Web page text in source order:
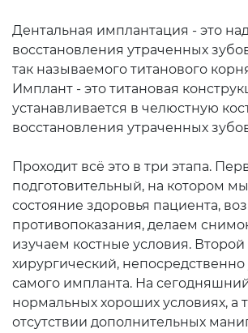
Дентальная имплантация - это
восстановления утраченных
так называемого титанового
Имплант - это титановая
устанавливается в челюстную
восстановления утраченных
Проходит всё это в три этапа.
подготовительный, на котором
состояние здоровья пациента,
противопоказания, делаем
изучаем костные условия. Второй
хирургический, непосредственно
самого импланта. На
нормальных хороших условиях, а
отсутствии дополнительных